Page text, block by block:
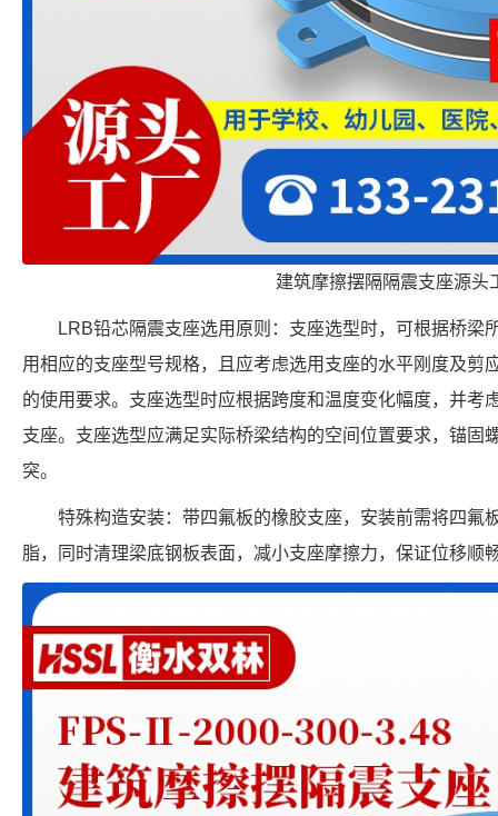
建筑摩擦摆隔隔震支座源头
LRB铅芯隔震支座选用原则：支座选型时，可根据桥梁
用相应的支座型号规格，且应考虑选用支座的水平刚度及剪
的使用要求。支座选型时应根据跨度和温度变化幅度，并考
支座。支座选型应满足实际桥梁结构的空间位置要求，锚固
突。
特殊构造安装：带四氟板的橡胶支座，安装前需将四氟
脂，同时清理梁底钢板表面，减小支座摩擦力，保证位移顺